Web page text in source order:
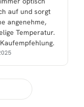
auf und sorgt
angenehme,
Temperatur.